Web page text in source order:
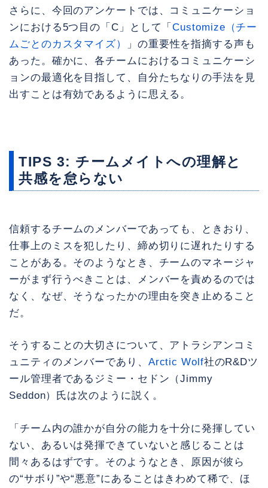
さらに、今回のアンケートでは、コミュニケーショ
ンにおける5つ目の「C」として「Customize（チー
ムごとのカスタマイズ）
」の重要性を指摘する声も
あった。確かに、各チームにおけるコミュニケーシ
ョンの最適化を目指して、自分たちなりの手法を見
出すことは有効であるように思える。
TIPS 3: チームメイトへの理解と
共感を怠らない
信頼するチームのメンバーであっても、ときおり、
仕事上のミスを犯したり、締め切りに遅れたりする
ことがある。そのようなとき、チームのマネージャ
ーがまず行うべきことは、メンバーを責めるのでは
なく、なぜ、そうなったかの理由を突き止めること
だ。
そうすることの大切さについて、アトラシアンコミ
ュニティのメンバーであり、 Arctic Wolf社のR&Dツ
ール管理者であるジミー・セドン（Jimmy
Seddon）氏は次のように説く。
「チーム内の誰かが自分の能力を十分に発揮してい
ない、あるいは発揮できていないと感じることは
間々あるはずです。そのようなとき、原因が彼ら
の“サボり”や“悪意”にあることはきわめて稀で、ほ